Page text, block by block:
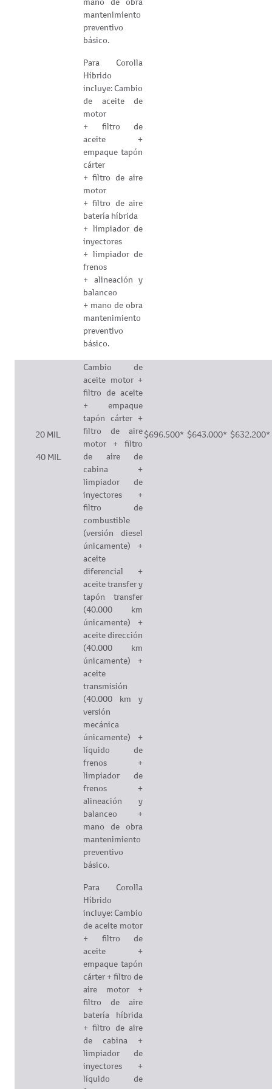
mantenimiento
preventivo
básico.
Para Corolla
Híbrido
incluye: Cambio
de aceite de
motor
+ filtro de
aceite +
empaque tapón
cárter
+ filtro de aire
motor
+ filtro de aire
batería híbrida
+ limpiador de
inyectores
+ limpiador de
frenos
+ alineación y
balanceo
+ mano de obra
mantenimiento
preventivo
básico.
20 MIL
40 MIL
Cambio de
aceite motor +
filtro de aceite
+ empaque
tapón cárter +
filtro de aire
motor + filtro
de aire de
cabina +
limpiador de
inyectores +
filtro de
combustible
(versión diesel
únicamente) +
aceite
diferencial +
aceite transfer y
tapón transfer
(40.000 km
únicamente) +
aceite dirección
(40.000 km
únicamente) +
aceite
transmisión
(40.000 km y
versión
mecánica
únicamente) +
líquido de
frenos +
limpiador de
frenos +
alineación y
balanceo +
mano de obra
mantenimiento
preventivo
básico.
Para Corolla
Híbrido
incluye: Cambio
de aceite motor
+ filtro de
aceite +
empaque tapón
cárter + filtro de
aire motor +
filtro de aire
batería híbrida
+ filtro de aire
de cabina +
limpiador de
inyectores +
líquido de
$696.500* $643.000* $632.200*